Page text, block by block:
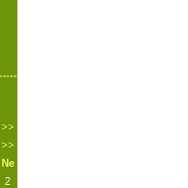
>>
>>
Ne
2